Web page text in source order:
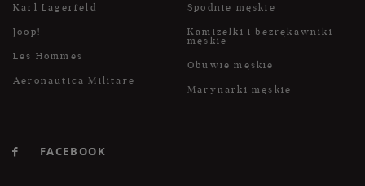
Karl Lagerfeld
Joop!
Les Hommes
Aeronautica Militare
Spodnie męskie
Kamizelki i bezrękawniki
męskie
Obuwie męskie
Marynarki męskie
FACEBOOK